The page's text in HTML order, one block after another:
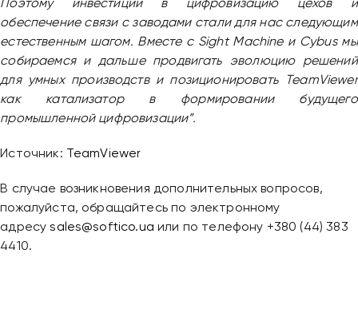
Поэтому инвестиции в цифровизацию цехов и
обеспечение связи с заводами стали для нас следующим
естественным шагом. Вместе с Sight Machine и Cybus мы
собираемся и дальше продвигать эволюцию решений
для умных производств и позиционировать TeamViewer
как катализатор в формировании будущего
промышленной цифровизации”.
Источник: TeamViewer
В случае возникновения дополнительных вопросов,
пожалуйста, обращайтесь по электронному
адресуsales@softico.ua или по телефону +380 (44) 383
4410.